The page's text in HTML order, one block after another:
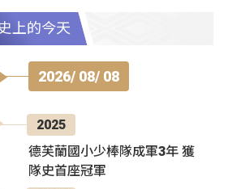
上的今天
2026/ 08/ 08
2025
德芙蘭國小少棒隊成軍3年 獲
隊史首座冠軍